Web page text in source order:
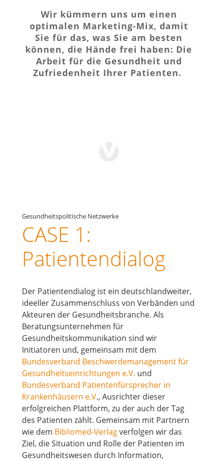
Wir kümmern uns um einen
optimalen Marketing-Mix, damit
Sie für das, was Sie am besten
können, die Hände frei haben: Die
Arbeit für die Gesundheit und
Zufriedenheit Ihrer Patienten.
Gesundheitspolitische Netzwerke
CASE 1:
Patientendialog
Der Patientendialog ist ein deutschlandweiter,
ideeller Zusammenschluss von Verbänden und
Akteuren der Gesundheitsbranche. Als
Beratungsunternehmen für
Gesundheitskommunikation sind wir
Initiatoren und, gemeinsam mit dem
Bundesverband Beschwerdemanagement für
Gesundheitseinrichtungen e.V. und
Bundesverband Patientenfürsprecher in
Krankenhäusern e.V., Ausrichter dieser
erfolgreichen Plattform, zu der auch der Tag
des Patienten zählt. Gemeinsam mit Partnern
wie dem Bibliomed-Verlagverfolgen wir das
Ziel, die Situation und Rolle der Patienten im
Gesundheitswesen durch Information,